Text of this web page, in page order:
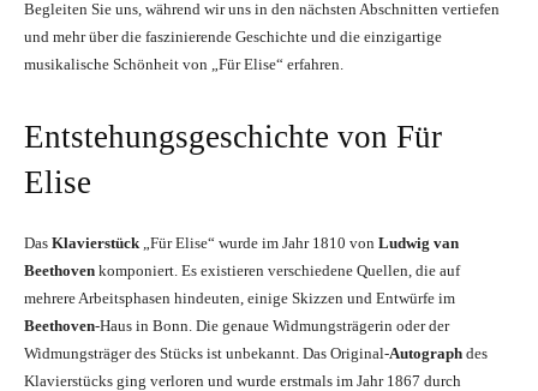
Begleiten Sie uns, während wir uns in den nächsten Abschnitten vertiefen
und mehr über die faszinierende Geschichte und die einzigartige
musikalische Schönheit von „Für Elise“ erfahren.
Entstehungsgeschichte von Für
Elise
Das Klavierstück „Für Elise“ wurde im Jahr 1810 von Ludwig van
Beethoven komponiert. Es existieren verschiedene Quellen, die auf
mehrere Arbeitsphasen hindeuten, einige Skizzen und Entwürfe im
Beethoven-Haus in Bonn. Die genaue Widmungsträgerin oder der
Widmungsträger des Stücks ist unbekannt. Das Original-Autograph des
Klavierstücks ging verloren und wurde erstmals im Jahr 1867 durch